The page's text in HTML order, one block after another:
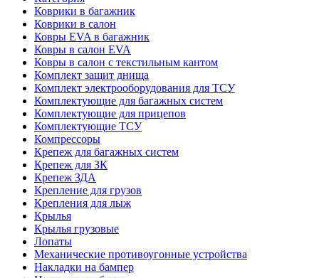
Коврики в багажник
Коврики в салон
Ковры EVA в багажник
Ковры в салон EVA
Ковры в салон с текстильным кантом
Комплект защит днища
Комплект электрооборудования для ТСУ
Комплектующие для багажных систем
Комплектующие для прицепов
Комплектующие ТСУ
Компрессоры
Крепеж для багажных систем
Крепеж для ЗК
Крепеж ЗДА
Крепление для грузов
Крепления для лыж
Крылья
Крылья грузовые
Лопаты
Механические противоугонные устройства
Накладки на бампер